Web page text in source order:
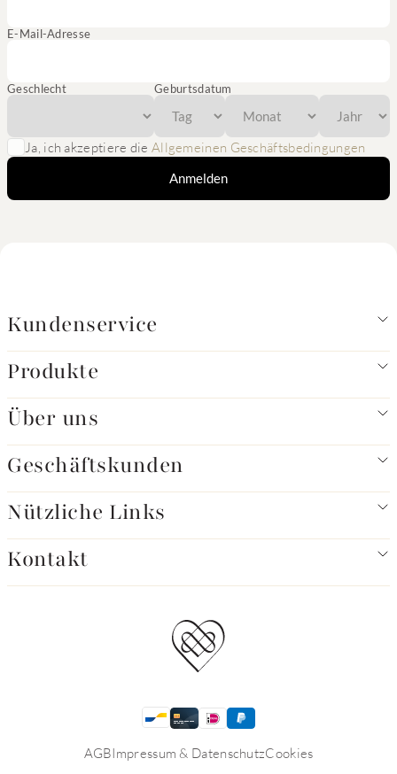
E-Mail-Adresse
Geschlecht Geburtsdatum
Ja, ich akzeptiere die Allgemeinen Geschäftsbedingungen
Anmelden
Kundenservice
Produkte
Über uns
Geschäftskunden
Nützliche Links
Kontakt
AGBImpressum & DatenschutzCookies